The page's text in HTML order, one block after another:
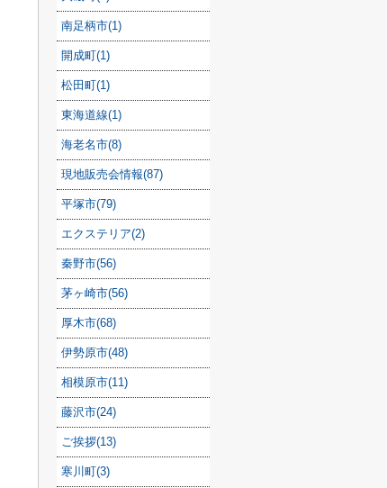
南足柄市(1)
開成町(1)
松田町(1)
東海道線(1)
海老名市(8)
現地販売会情報(87)
平塚市(79)
エクステリア(2)
秦野市(56)
茅ヶ崎市(56)
厚木市(68)
伊勢原市(48)
相模原市(11)
藤沢市(24)
ご挨拶(13)
寒川町(3)